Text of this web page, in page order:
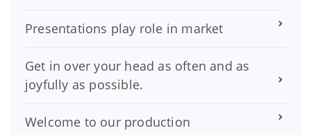
Presentations play role in market
Get in over your head as often and as
joyfully as possible.
Welcome to our production